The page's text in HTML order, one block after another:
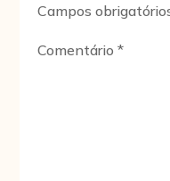
Campos
Comentário*